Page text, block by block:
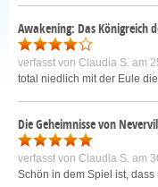
Awakening: Das Königreich
verfasst von Claudia S. am
total niedlich mit der Eule
Die Geheimnisse von
verfasst von Claudia S. am
Schön in dem Spiel ist,